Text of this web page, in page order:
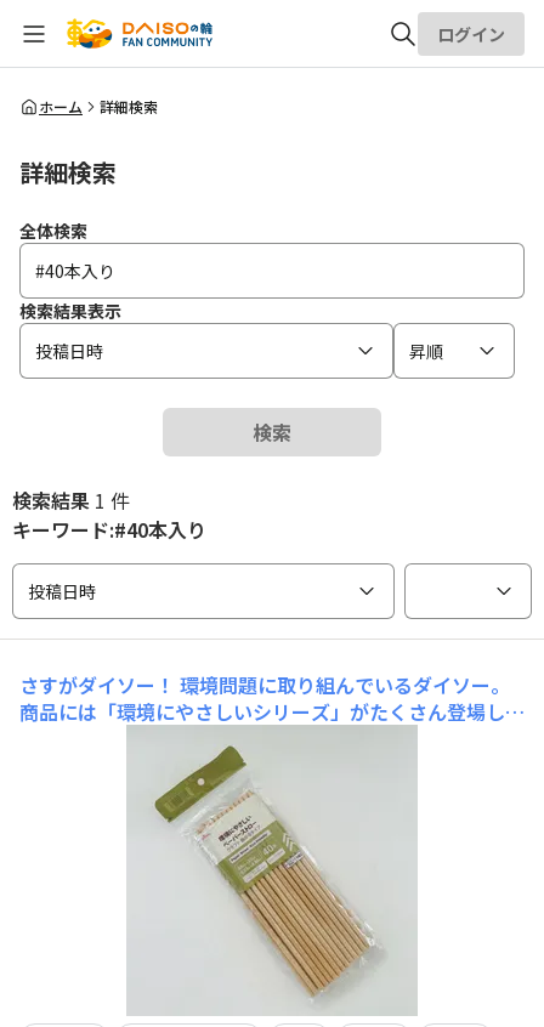
全体検索
ログイン
ホーム 詳細検索
詳細検索
全体検索
検索結果表示
投稿日時
昇順
検索
検索結果 1 件
キーワード:#40本入り
投稿日時
さすがダイソー！ 環境問題に取り組んでいるダイソー。
商品には「環境にやさしいシリーズ」がたくさん登場して
いますよね。 我が家もできるだけ環境に配慮した商品を
使うようにしていますが、その中の一つが”ストロ
ー”で、プラスチック製を極力買わないようにしており、
ダイソーのペーパーストローを愛用しています。